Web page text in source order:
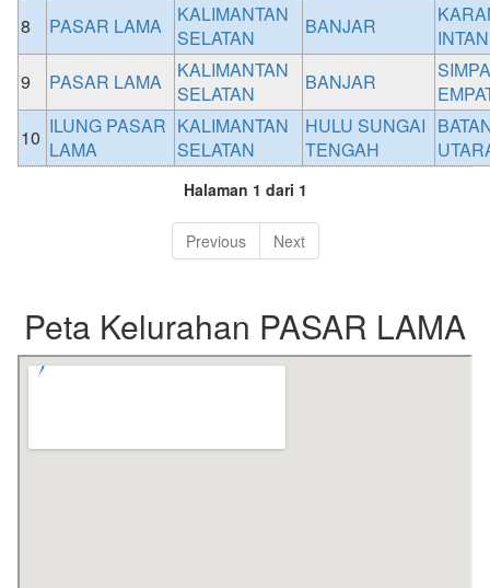
8 PASAR LAMA
KALIMANTAN
SELATAN
BANJAR
INTAN
9
PASAR LAMA
KALIMANTAN
SELATAN
BANJAR
10 ILUNG PASAR
LAMA
KALIMANTAN
SELATAN
HULU SUNGAI
TENGAH
Halaman 1 dari 1
Previous Next
Peta Kelurahan PASAR LAMA